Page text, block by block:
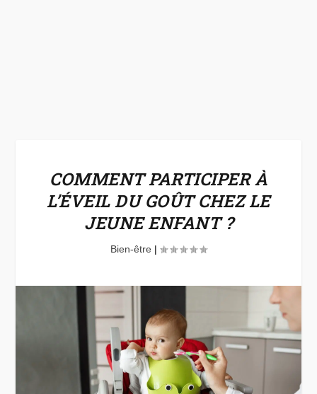
COMMENT PARTICIPER À
L’ÉVEIL DU GOÛT CHEZ LE
JEUNE ENFANT ?
Bien-être |